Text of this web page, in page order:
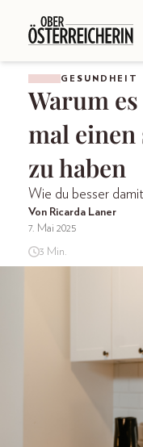
GESUNDHEIT
Warum
mal einen
zu haben
Wie du besser
Von Ricarda Laner
7. Mai 2025
3 Min.